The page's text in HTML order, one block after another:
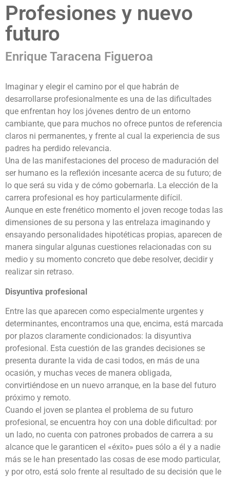
Profesiones y nuevo
futuro
Enrique Taracena Figueroa
Imaginar y elegir el camino por el que habrán de
desarrollarse profesionalmente es una de las dificultades
que enfrentan hoy los jóvenes dentro de un entorno
cambiante, que para muchos no ofrece puntos de referencia
claros ni permanentes, y frente al cual la experiencia de sus
padres ha perdido relevancia.
Una de las manifestaciones del proceso de maduración del
ser humano es la reflexión incesante acerca de su futuro; de
lo que será su vida y de cómo gobernarla. La elección de la
carrera profesional es hoy particularmente difícil.
Aunque en este frenético momento el joven recoge todas las
dimensiones de su persona y las entrelaza imaginando y
ensayando personalidades hipotéticas propias, aparecen de
manera singular algunas cuestiones relacionadas con su
medio y su momento concreto que debe resolver, decidir y
realizar sin retraso.
Disyuntiva profesional
Entre las que aparecen como especialmente urgentes y
determinantes, encontramos una que, encima, está marcada
por plazos claramente condicionados: la disyuntiva
profesional. Esta cuestión de las grandes decisiones se
presenta durante la vida de casi todos, en más de una
ocasión, y muchas veces de manera obligada,
convirtiéndose en un nuevo arranque, en la base del futuro
próximo y remoto.
Cuando el joven se plantea el problema de su futuro
profesional, se encuentra hoy con una doble dificultad: por
un lado, no cuenta con patrones probados de carrera a su
alcance que le garanticen el «éxito» pues sólo a él y a nadie
más se le han presentado las cosas de ese modo particular,
y por otro, está solo frente al resultado de su decisión que le